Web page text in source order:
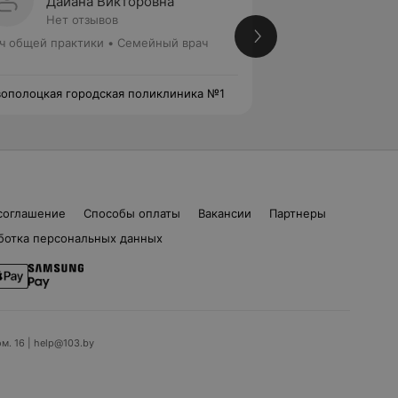
Нет отзывов
общей практики • Семейный врач
городская поликлиника №1
Способы оплаты Вакансии
Партнеры
персональных данных
16 | help@103.by